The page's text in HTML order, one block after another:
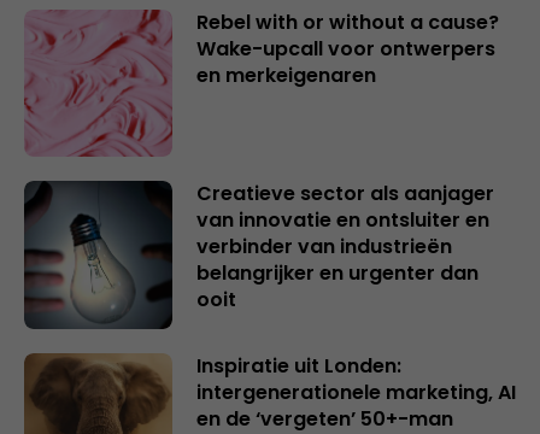
Rebel with or without a cause?
Wake-upcall voor ontwerpers
en merkeigenaren
Creatieve sector als aanjager
van innovatie en ontsluiter en
verbinder van industrieën
belangrijker en urgenter dan
ooit
Inspiratie uit Londen:
intergenerationele marketing, AI
en de ‘vergeten’ 50+-man